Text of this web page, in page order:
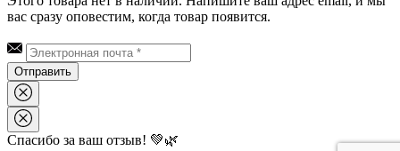
вас сразу оповестим, когда товар появится.
Отправить
Спасибо за ваш отзыв! 💚🌿